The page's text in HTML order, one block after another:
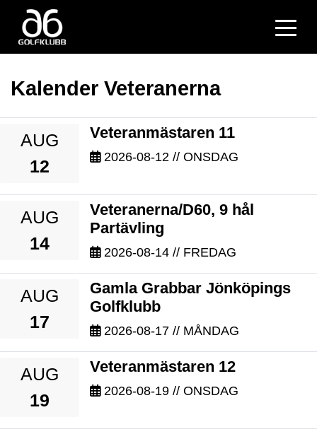
Kalender Veteranerna
AUG
12
Veteranmästaren 11
2026-08-12 // ONSDAG
AUG
14
Veteranerna/D60, 9 hål
Partävling
2026-08-14 // FREDAG
AUG
17
Gamla Grabbar Jönköpings
Golfklubb
2026-08-17 // MÅNDAG
AUG
19
Veteranmästaren 12
2026-08-19 // ONSDAG